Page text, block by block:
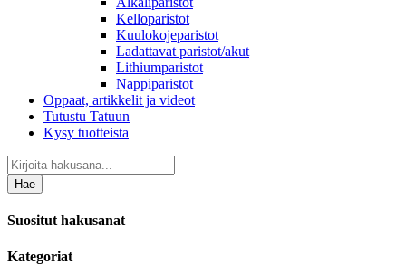
Kelloparistot
Kuulokojeparistot
Ladattavat paristot/akut
Lithiumparistot
Nappiparistot
Oppaat, artikkelit ja videot
Tutustu Tatuun
Kysy tuotteista
Hae
Suositut hakusanat
Kategoriat